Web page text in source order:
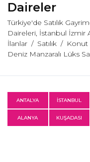
Daireler
Türkiye'de Satılık
Daireleri, İstanbul İzmir
İlanlar
Satılık Konut
Deniz Manzaralı Lüks
ANTALYA İSTANBUL
ALANYA KUŞADASI